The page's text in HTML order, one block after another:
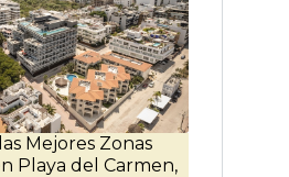
Mejores Zonas
Playa del Carmen,